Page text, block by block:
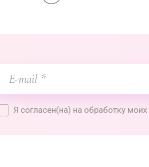
Я согласен(на) на обработку моих